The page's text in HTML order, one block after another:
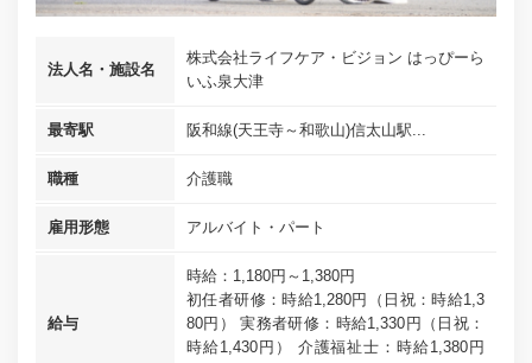
法人名・施設名
株式会社ライフケア・ビジョン はっぴーら
いふ泉大津
最寄駅 阪和線(天王寺～和歌山)信太山駅...
職種 介護職
雇用形態 アルバイト・パート
給与
時給：1,180円～1,380円
初任者研修：時給1,280円（日祝：時給1,3
80円） 実務者研修：時給1,330円（日祝：
時給1,430円） 介護福祉士：時給1,380円